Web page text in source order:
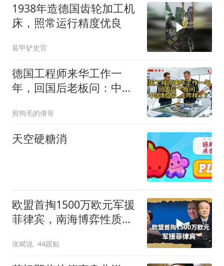
1938年造德国齿轮加工机
床，照常运行精度优良
装甲铲史官
德国工程师来华工作一
年，回国后老板问：中国
剪狗毛的倩哥
天空硬糖消
欧盟首掏1500万欧元军援
菲律宾，南海博弈性质彻
张斌说 44跟贴